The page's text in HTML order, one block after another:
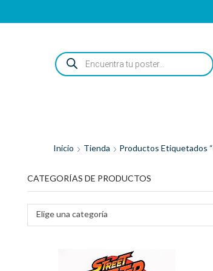
ENCUENTRA
TU
POSTER...
Inicio Tienda Productos Etiquetados
CATEGORÍAS DE PRODUCTOS
Elige una categoría